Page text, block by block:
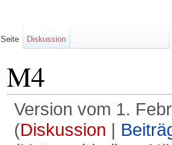
M4
Version vom 1.
(Diskussion |
Seite Diskussion